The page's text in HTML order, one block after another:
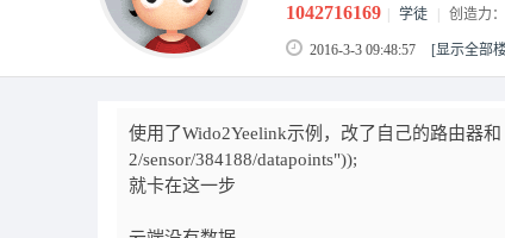
1042716169 学徒 创造力：
2016-3-3 09:48:57 [显示全部
使用了Wido2Yeelink示例，改了自己的路由器
2/sensor/384188/datapoints"));
就卡在这一步